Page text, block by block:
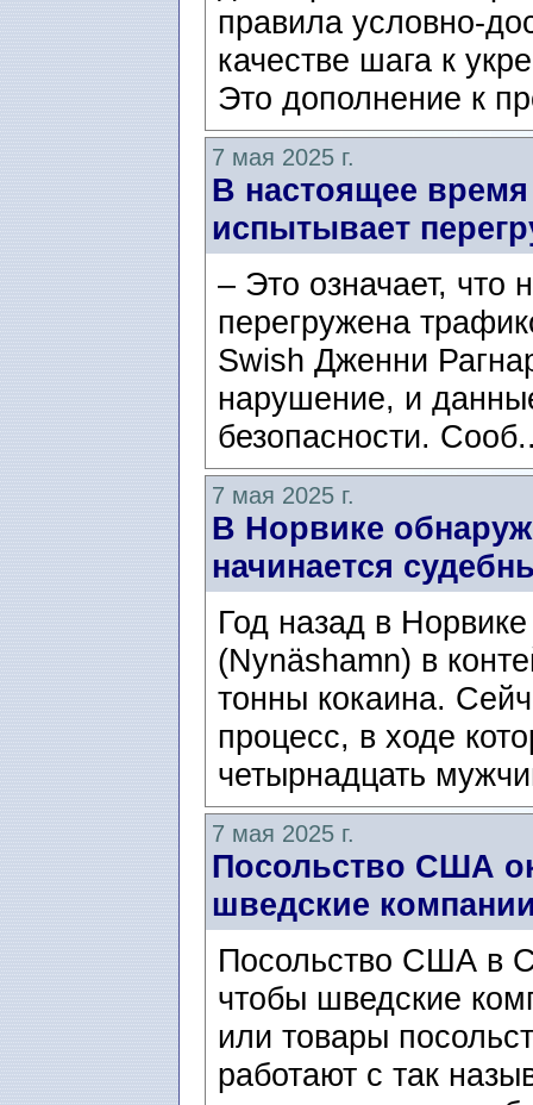
правила условно-
качестве шага к
Это дополнение к
7 мая 2025 г.
В настоящее
испытывает
– Это означает,
перегружена
Swish Дженни
нарушение, и
безопасности.
7 мая 2025 г.
В Норвике
начинается
Год назад в
(Nynäshamn) в
тонны кокаина.
процесс, в ходе
четырнадцать
7 мая 2025 г.
Посольство США
шведские
Посольство США в
чтобы шведские
или товары
работают с так